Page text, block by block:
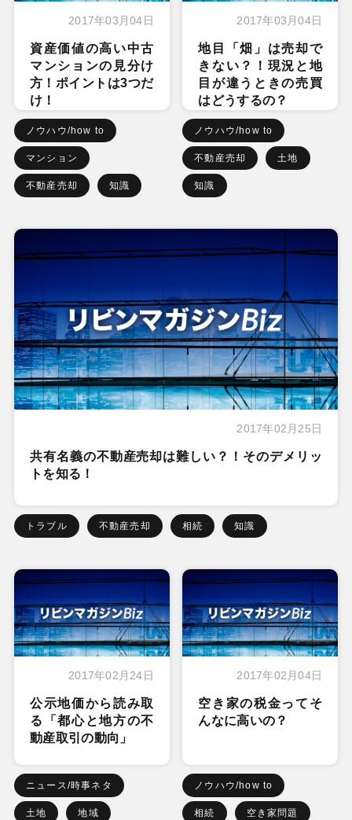
2017年03月04日
資産価値の高い中古
マンションの見分け
方！ポイントは3つだ
け！
ノウハウ/how to
マンション
不動産売却 知識
2017年03月04日
地目「畑」は売却で
きない？！現況と地
目が違うときの売買
はどうするの？
ノウハウ/how to
不動産売却 土地
知識
2017年02月25日
共有名義の不動産売却は難しい？！そのデメリッ
トを知る！
トラブル 不動産売却 相続 知識
2017年02月24日
公示地価から読み取
る「都心と地方の不
動産取引の動向」
ニュース/時事ネタ
土地 地域
2017年02月04日
空き家の税金ってそ
んなに高いの？
ノウハウ/how to
相続 空き家問題